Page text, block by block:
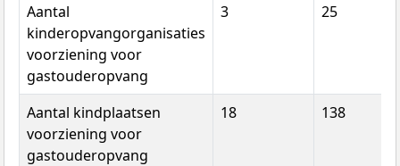
Aantal
kinderopvangorganisaties
voorziening voor
gastouderopvang
3 25
Aantal kindplaatsen
voorziening voor
gastouderopvang
18 138